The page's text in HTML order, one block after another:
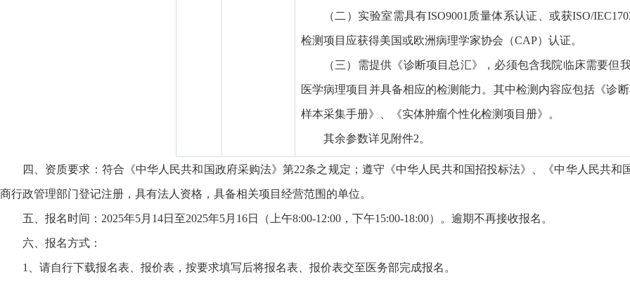
（二）实验室需具有ISO9001质量体系认证、或获ISO/
检测项目应获得美国或欧洲病理学家协会（CAP）认证。
（三）需提供《诊断项目总汇》，必须包含我院临床需要但
医学病理项目并具备相应的检测能力。其中检测内容应包括《诊
样本采集手册》、《实体肿瘤个性化检测项目册》。
其余参数详见附件2。
四、资质要求：符合《中华人民共和国政府采购法》第22条之规定；遵守《中华人民共和国招投标法》、《中华人民共
商行政管理部门登记注册，具有法人资格，具备相关项目经营范围的单位。
五、报名时间：2025年5月14日至2025年5月16日（上午8:00-12:00，下午15:00-18:00）。逾期不再接收报名。
六、报名方式：
1、请自行下载报名表、报价表，按要求填写后将报名表、报价表交至医务部完成报名。